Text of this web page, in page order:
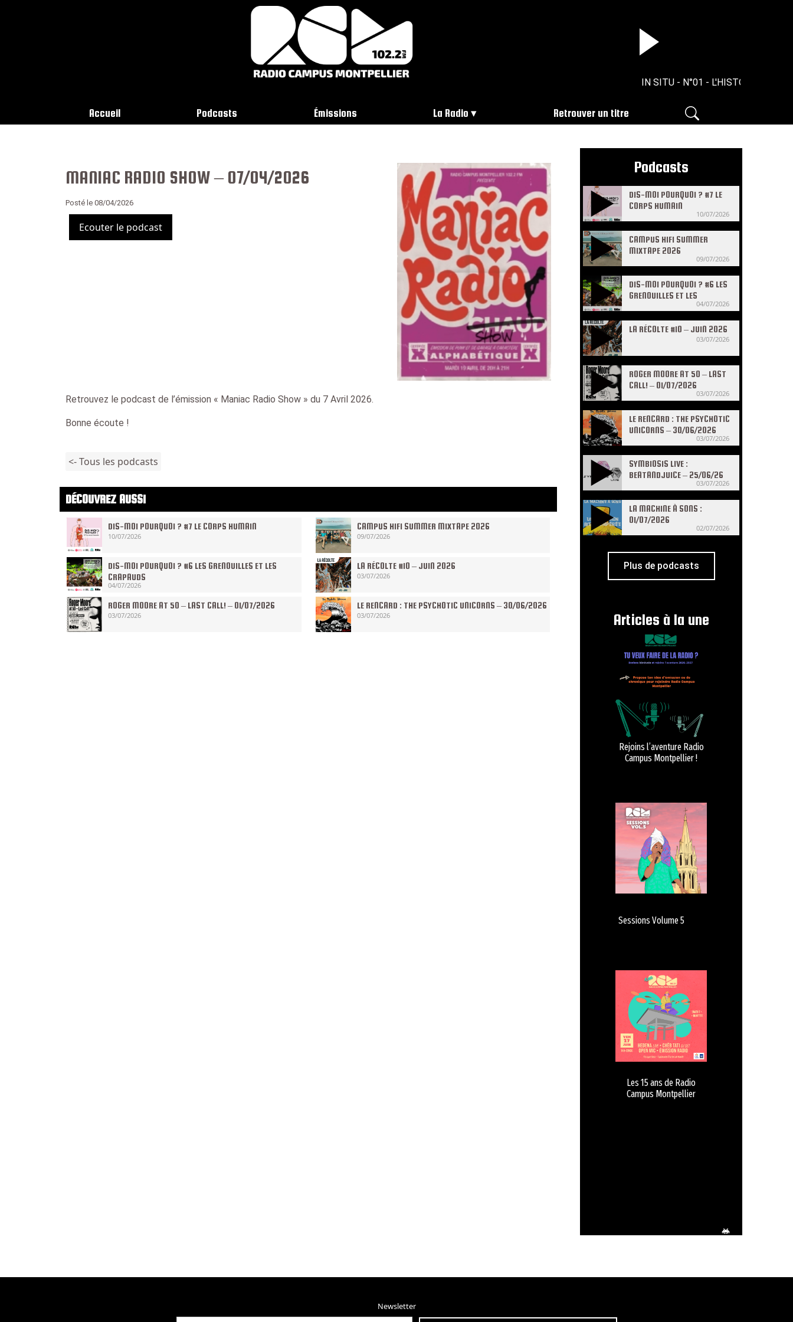
IN SITU - N°01 - L'HISTOIRE
Accueil Podcasts Émissions La Radio Retrouver un titre
MANIAC RADIO SHOW – 07/04/2026
Posté le 08/04/2026
Ecouter le podcast
Retrouvez le podcast de l’émission « Maniac Radio Show » du 7 Avril 2026.
Bonne écoute !
<- Tous les podcasts
DÉCOUVREZ AUSSI
DIS-MOI POURQUOI ? #7 LE CORPS HUMAIN
10/07/2026
CAMPUS HIFI SUMMER MIXTAPE 2026
09/07/2026
DIS-MOI POURQUOI ? #6 LES GRENOUILLES ET LES
CRAPAUDS
04/07/2026
LA RÉCOLTE #10 – JUIN 2026
03/07/2026
ROGER MOORE AT 50 – LAST CALL! – 01/07/2026
03/07/2026
LE RENCARD : THE PSYCHOTIC UNICORNS – 30/06/2026
03/07/2026
Podcasts
DIS-MOI POURQUOI ? #7 LE
CORPS HUMAIN
10/07/2026
CAMPUS HIFI SUMMER
MIXTAPE 2026
09/07/2026
DIS-MOI POURQUOI ? #6 LES
GRENOUILLES ET LES
04/07/2026
LA RÉCOLTE #10 – JUIN 2026
03/07/2026
ROGER MOORE AT 50 – LAST
CALL! – 01/07/2026
03/07/2026
LE RENCARD : THE PSYCHOTIC
UNICORNS – 30/06/2026
03/07/2026
SYMBIOSIS LIVE :
BEATANDJUICE – 25/06/26
03/07/2026
LA MACHINE À SONS :
01/07/2026
02/07/2026
Plus de podcasts
Articles à la une
Rejoins l’aventure Radio
Campus Montpellier !
Sessions Volume 5
Les 15 ans de Radio
Campus Montpellier
Newsletter